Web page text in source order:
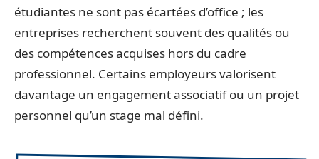
étudiantes ne sont pas écartées d’office ; les
entreprises recherchent souvent des qualités ou
des compétences acquises hors du cadre
professionnel. Certains employeurs valorisent
davantage un engagement associatif ou un projet
personnel qu’un stage mal défini.